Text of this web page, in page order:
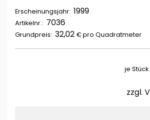
Erscheinungsjahr: 1999
Artikelnr.: 7036
Grundpreis: 32,02 € pro Quadratmeter
je Stück
zzgl.